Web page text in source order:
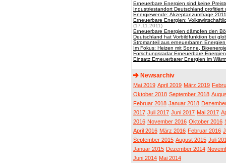
Erneuerbare Energien sind keine
Industriestandort Deutschland
Energiewende: Akzeptanzumfrage
Erneuerbare Energien:
(17.11.2011)
Erneuerbare Energien dämpfen den
Deutschland hat Vorbildfunktion bei
Stromanteil aus erneuerbaren
Im Fokus: Heizen mit Sonne,
Forschungsradar Erneuerbare
Einsatz Erneuerbarer Energien im
Newsarchiv
Mai 2019 April 2019 März 2019
Oktober 2018 September 2018
Februar 2018 Januar 2018
2017 Juli 2017 Juni 2017 Mai 2017
2016 November 2016 Oktober 2016
April 2016 März 2016 Februar 2016
September 2015 August 2015 Juli
Januar 2015 Dezember 2014
Juni 2014 Mai 2014